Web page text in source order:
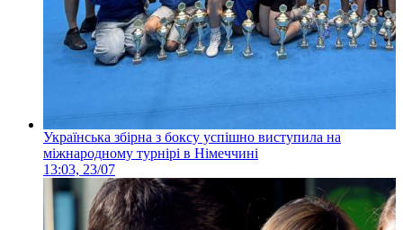
Українська збірна з боксу успішно виступила на
міжнародному турнірі в Німеччині
13:03, 23/07